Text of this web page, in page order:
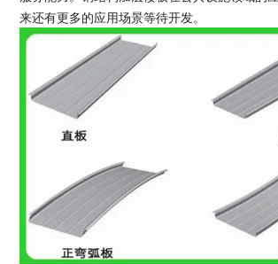
来还有更多的应用场景等待开发。